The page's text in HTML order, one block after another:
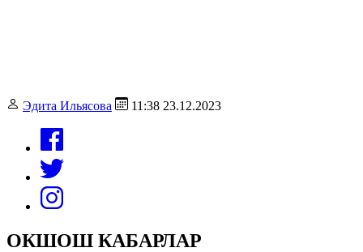
Эдита Ильясова 11:38 23.12.2023
ОКШОШ КАБАРЛАР